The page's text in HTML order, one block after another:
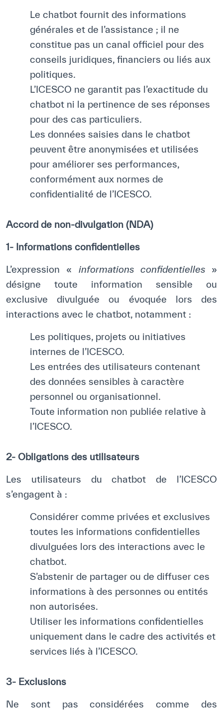
PPSSI
Droit d’auteur
Clause de non-responsabilité
Le chatbot fournit des informations
générales et de l’assistance ; il ne
constitue pas un canal officiel pour des
conseils juridiques, financiers ou liés aux
politiques.
L’ICESCO ne garantit pas l’exactitude du
chatbot ni la pertinence de ses réponses
pour des cas particuliers.
Les données saisies dans le chatbot
peuvent être anonymisées et utilisées
pour améliorer ses performances,
conformément aux normes de
confidentialité de l’ICESCO.
Accord de non-divulgation (NDA)
1- Informations confidentielles
L’expression « informations confidentielles»
désigne toute information sensible ou
exclusive divulguée ou évoquée lors des
interactions avec le chatbot, notamment :
Les politiques, projets ou initiatives
internes de l’ICESCO.
Les entrées des utilisateurs contenant
des données sensibles à caractère
personnel ou organisationnel.
Toute information non publiée relative à
l’ICESCO.
2- Obligations des utilisateurs
Les utilisateurs du chatbot de l’ICESCO
s’engagent à :
Considérer comme privées et exclusives
toutes les informations confidentielles
divulguées lors des interactions avec le
chatbot.
S’abstenir de partager ou de diffuser ces
informations à des personnes ou entités
non autorisées.
Utiliser les informations confidentielles
uniquement dans le cadre des activités et
services liés à l’ICESCO.
3- Exclusions
Ne sont pas considérées comme des